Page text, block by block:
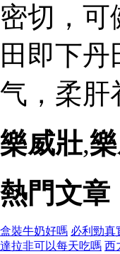
密切，可
田即下
气，柔肝
樂威壯,
熱門文章
盒裝牛奶好嗎 必利勁真
達拉非可以每天吃嗎 西